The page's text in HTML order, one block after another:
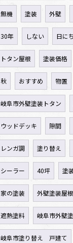
無機 塗装 外壁
30年 しない 日にち
トタン屋根 塗装価格
秋 おすすめ 物置
岐阜市外壁塗装トタン
ウッドデッキ 隙間
レンガ調 塗り替え
シーラー 40坪 塗
家の塗装 外壁塗装屋
遮熱塗料 岐阜市外壁
岐阜市塗り替え 戸建て